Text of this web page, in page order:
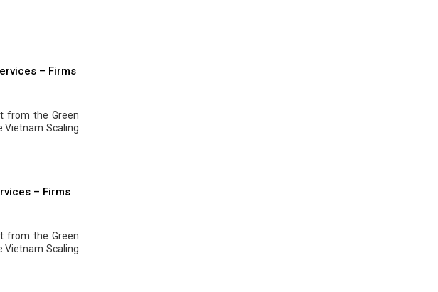
– Firms
from the Green
Vietnam Scaling
– Firms
from the Green
Vietnam Scaling